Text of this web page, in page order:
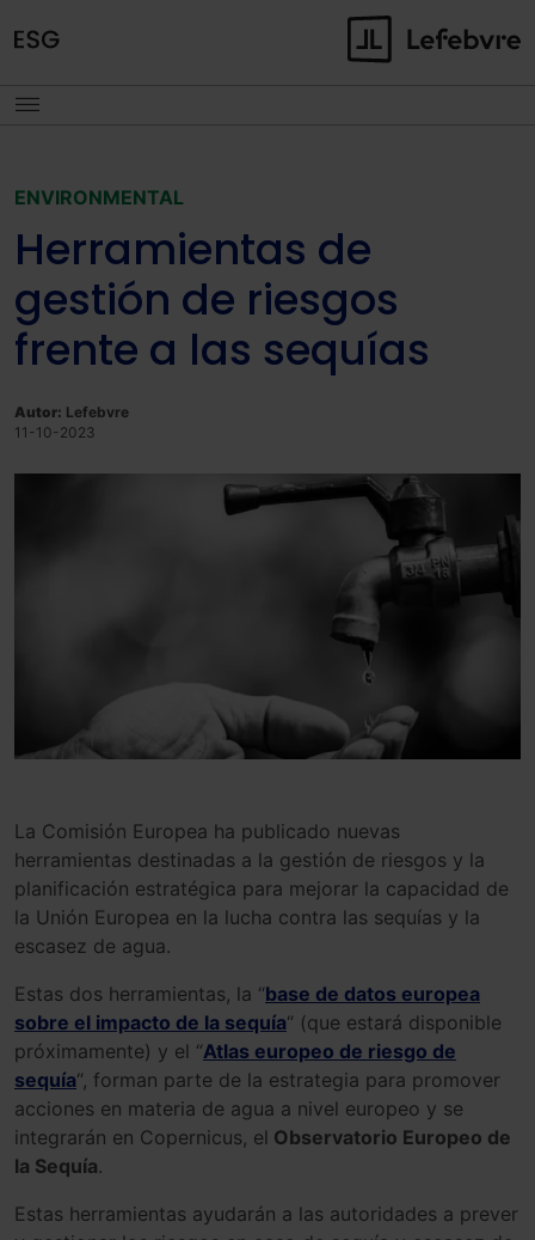
ENVIRONMENTAL
Herramientas de
gestión de riesgos
frente a las sequías
Autor: Lefebvre
11-10-2023
La Comisión Europea ha publicado nuevas
herramientas destinadas a la gestión de riesgos y la
planificación estratégica para mejorar la capacidad de
la Unión Europea en la lucha contra las sequías y la
escasez de agua.
Estas dos herramientas, la “base de datos europea
sobre el impacto de la sequía“ (que estará disponible
próximamente) y el “Atlas europeo de riesgo de
sequía“, forman parte de la estrategia para promover
acciones en materia de agua a nivel europeo y se
integrarán en Copernicus, el Observatorio Europeo de
la Sequía.
Estas herramientas ayudarán a las autoridades a prever